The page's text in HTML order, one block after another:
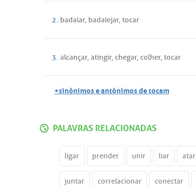
2. badalar, badalejar, tocar
3. alcançar, atingir, chegar, colher, tocar
+sinônimos e antônimos de tocam
PALAVRAS RELACIONADAS
ligar prender unir liar atar
juntar correlacionar conectar